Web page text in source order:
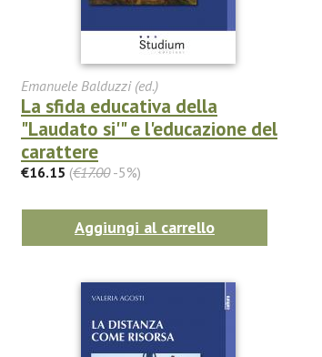
Emanuele Balduzzi (ed.)
La sfida educativa della
"Laudato si'" e l'educazione del
carattere
€16.15 (€17.00-5%)
Aggiungi al carrello